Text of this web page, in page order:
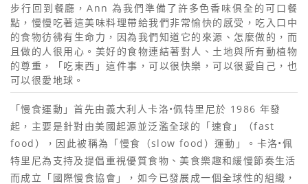
步行回到餐廳，Ann 為我們準備了許多色香味俱全的可口餐
點，慢慢吃著這美味料理帶給我們非常愉快的感受，吃入口中
的食物彷彿有生命力，因為我們知道它的來源、怎麼做的，而
且做的人很用心。美好的食物連結著對人、土地與所有動植物
的尊重，「吃東西」這件事，可以很快樂，可以很愛自己，也
可以很愛地球。
「慢食運動」首先由義大利人卡洛•佩特里尼於 1986 年發
起，主要是針對由美國起源並泛濫全球的「速食」（fast
food），因此被稱為「慢食（slow food）運動」。卡洛•佩
特里尼為支持及提倡重視優質食物、美食樂趣和緩慢節奏生活
而成立「國際慢食協會」，如今已發展成一個全球性的組織，